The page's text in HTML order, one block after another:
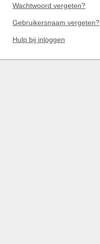
Wachtwoord vergeten?
Gebruikersnaam vergeten?
Hulp bij inloggen